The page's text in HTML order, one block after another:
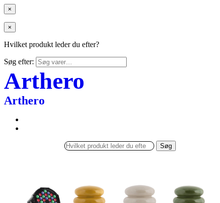
×
×
Hvilket produkt leder du efter?
Søg efter:
Arthero
Arthero
Søg